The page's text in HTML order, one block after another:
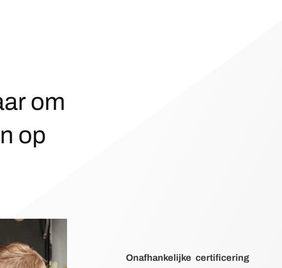
om
op
Onafhankelijke certificering